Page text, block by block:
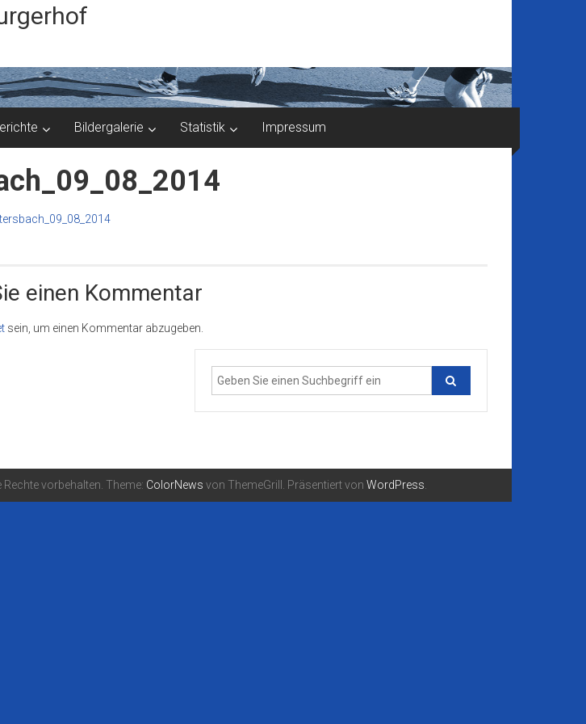
Bildergalerie Statistik Impressum
einen Kommentar
sein, um einen Kommentar abzugeben.
Rechte vorbehalten. Theme: ColorNews von ThemeGrill. Präsentiert von WordPress.